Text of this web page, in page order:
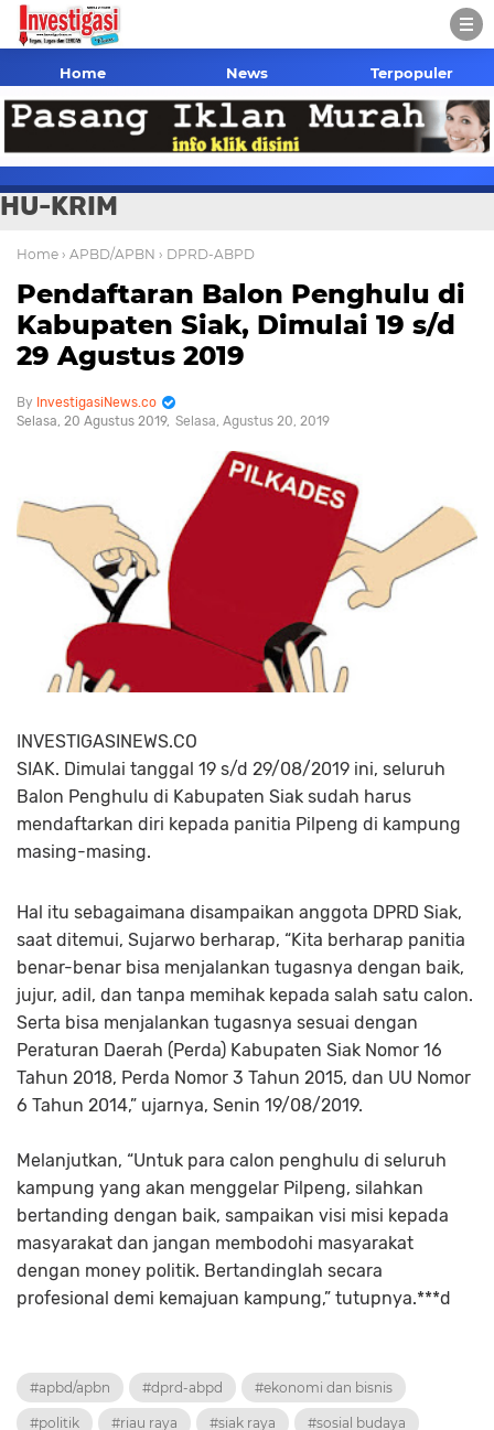
Home News Terpopuler
HU-KRIM
Home › APBD/APBN › DPRD-ABPD
Pendaftaran Balon Penghulu di
Kabupaten Siak, Dimulai 19 s/d
29 Agustus 2019
InvestigasiNews.co
Selasa, 20 Agustus 2019 Selasa, Agustus 20, 2019
INVESTIGASINEWS.CO
SIAK. Dimulai tanggal 19 s/d 29/08/2019 ini, seluruh
Balon Penghulu di Kabupaten Siak sudah harus
mendaftarkan diri kepada panitia Pilpeng di kampung
masing-masing.
Hal itu sebagaimana disampaikan anggota DPRD Siak,
saat ditemui, Sujarwo berharap, “Kita berharap panitia
benar-benar bisa menjalankan tugasnya dengan baik,
jujur, adil, dan tanpa memihak kepada salah satu calon.
Serta bisa menjalankan tugasnya sesuai dengan
Peraturan Daerah (Perda) Kabupaten Siak Nomor 16
Tahun 2018, Perda Nomor 3 Tahun 2015, dan UU Nomor
6 Tahun 2014,” ujarnya, Senin 19/08/2019.
Melanjutkan, “Untuk para calon penghulu di seluruh
kampung yang akan menggelar Pilpeng, silahkan
bertanding dengan baik, sampaikan visi misi kepada
masyarakat dan jangan membodohi masyarakat
dengan money politik. Bertandinglah secara
profesional demi kemajuan kampung,” tutupnya.***d
#apbd/apbn #dprd-abpd #ekonomi dan bisnis
#politik #riau raya #siak raya #sosial budaya